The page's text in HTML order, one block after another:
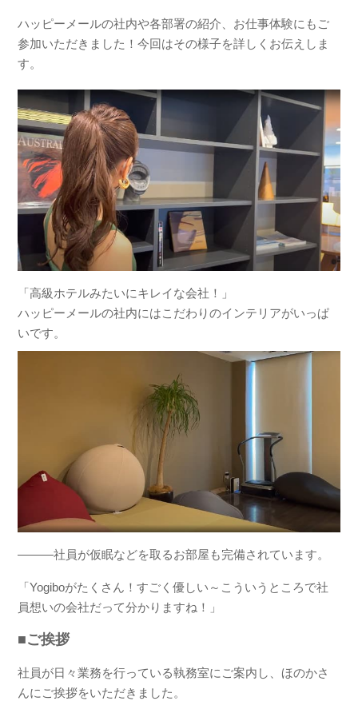
ハッピーメールの社内や各部署の紹介、お仕事体験にもご
参加いただきました！今回はその様子を詳しくお伝えしま
す。
「高級ホテルみたいにキレイな会社！」
ハッピーメールの社内にはこだわりのインテリアがいっぱ
いです。
―――社員が仮眠などを取るお部屋も完備されています。
「Yogiboがたくさん！すごく優しい～こういうところで社
員想いの会社だって分かりますね！」
■ご挨拶
社員が日々業務を行っている執務室にご案内し、ほのかさ
んにご挨拶をいただきました。